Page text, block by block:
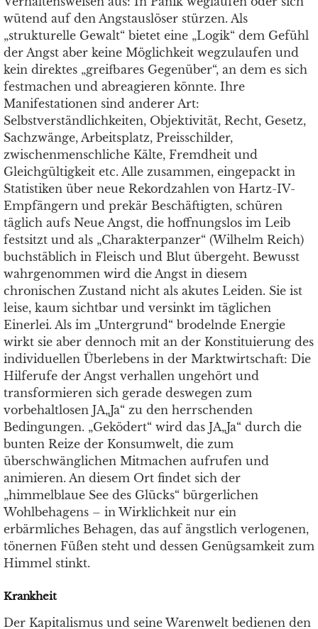
wütend auf den Angstauslöser stürzen. Als
„strukturelle Gewalt“ bietet eine „Logik“ dem Gefühl
der Angst aber keine Möglichkeit wegzulaufen und
kein direktes „greifbares Gegenüber“, an dem es sich
festmachen und abreagieren könnte. Ihre
Manifestationen sind anderer Art:
Selbstverständlichkeiten, Objektivität, Recht, Gesetz,
Sachzwänge, Arbeitsplatz, Preisschilder,
zwischenmenschliche Kälte, Fremdheit und
Gleichgültigkeit etc. Alle zusammen, eingepackt in
Statistiken über neue Rekordzahlen von Hartz-IV-
Empfängern und prekär Beschäftigten, schüren
täglich aufs Neue Angst, die hoffnungslos im Leib
festsitzt und als „Charakterpanzer“ (Wilhelm Reich)
buchstäblich in Fleisch und Blut übergeht. Bewusst
wahrgenommen wird die Angst in diesem
chronischen Zustand nicht als akutes Leiden. Sie ist
leise, kaum sichtbar und versinkt im täglichen
Einerlei. Als im „Untergrund“ brodelnde Energie
wirkt sie aber dennoch mit an der Konstituierung des
individuellen Überlebens in der Marktwirtschaft: Die
Hilferufe der Angst verhallen ungehört und
transformieren sich gerade deswegen zum
vorbehaltlosen JA„Ja“ zu den herrschenden
Bedingungen. „Geködert“ wird das JA„Ja“ durch die
bunten Reize der Konsumwelt, die zum
überschwänglichen Mitmachen aufrufen und
animieren. An diesem Ort findet sich der
„himmelblaue See des Glücks“ bürgerlichen
Wohlbehagens – in Wirklichkeit nur ein
erbärmliches Behagen, das auf ängstlich verlogenen,
tönernen Füßen steht und dessen Genügsamkeit zum
Himmel stinkt.
Krankheit
Der Kapitalismus und seine Warenwelt bedienen den